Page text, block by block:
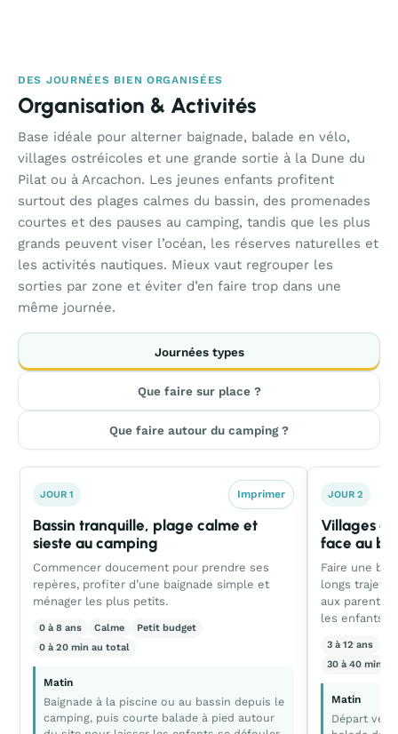
DES JOURNÉES BIEN ORGANISÉES
Organisation & Activités
Base idéale pour alterner baignade, balade en vélo,
villages ostréicoles et une grande sortie à la Dune du
Pilat ou à Arcachon. Les jeunes enfants profitent
surtout des plages calmes du bassin, des promenades
courtes et des pauses au camping, tandis que les plus
grands peuvent viser l’océan, les réserves naturelles et
les activités nautiques. Mieux vaut regrouper les
sorties par zone et éviter d’en faire trop dans une
même journée.
Journées types
Que faire sur place ?
Que faire autour du camping ?
JOUR 1 Imprimer
Bassin tranquille, plage calme et
sieste au camping
Commencer doucement pour prendre ses
repères, profiter d’une baignade simple et
ménager les plus petits.
0 à 8 ans Calme
Petit budget
0 à 20 min au total
Matin
Baignade à la piscine ou au bassin depuis le
camping, puis courte balade à pied autour
JOUR 2
Villages
face au
Faire une
longs trajets,
aux parents
les enfants.
3 à 12 ans
30 à 40 min
Matin
Départ vers